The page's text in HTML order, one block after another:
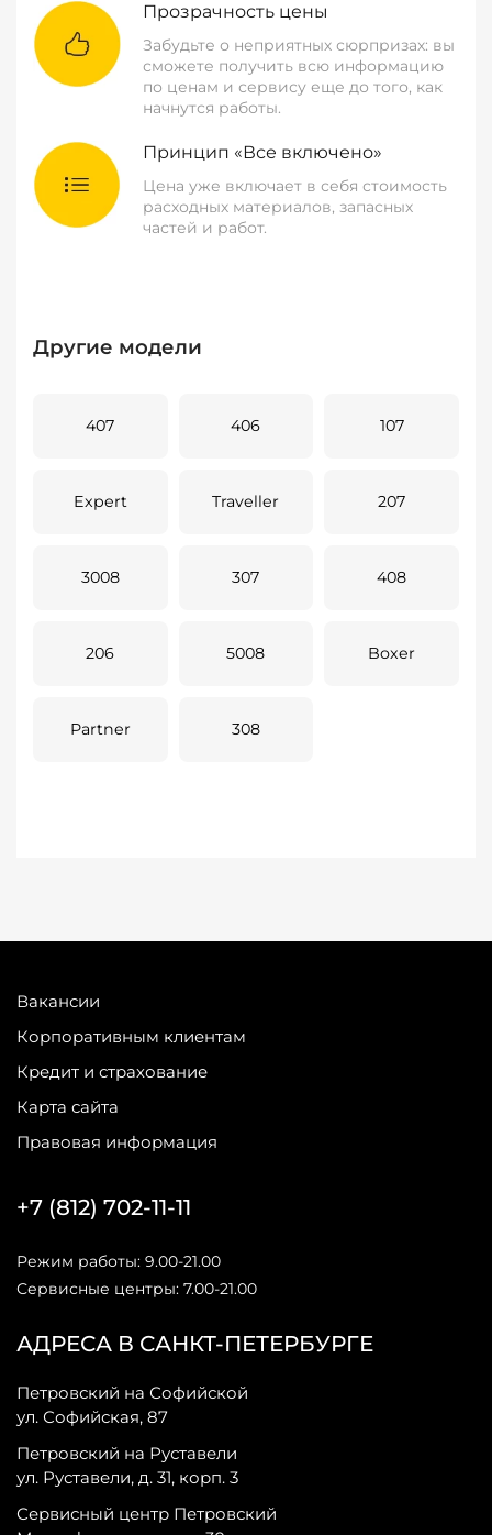
Прозрачность цены
Забудьте о неприятных сюрпризах: вы
сможете получить всю информацию
по ценам и сервису еще до того, как
начнутся работы.
Принцип «Все включено»
Цена уже включает в себя стоимость
расходных материалов, запасных
частей и работ.
Другие модели
407 406 107
Expert Traveller 207
3008 307 408
206 5008 Boxer
Partner 308
Вакансии
Корпоративным клиентам
Кредит и страхование
Карта сайта
Правовая информация
АДРЕСА В САНКТ-ПЕТЕРБУРГЕ
Петровский на Софийской
ул. Софийская, 87
Петровский на Руставели
ул. Руставели, д. 31, корп. 3
Сервисный центр Петровский
+7 (812) 702-11-11
Режим работы: 9.00-21.00
Сервисные центры: 7.00-21.00